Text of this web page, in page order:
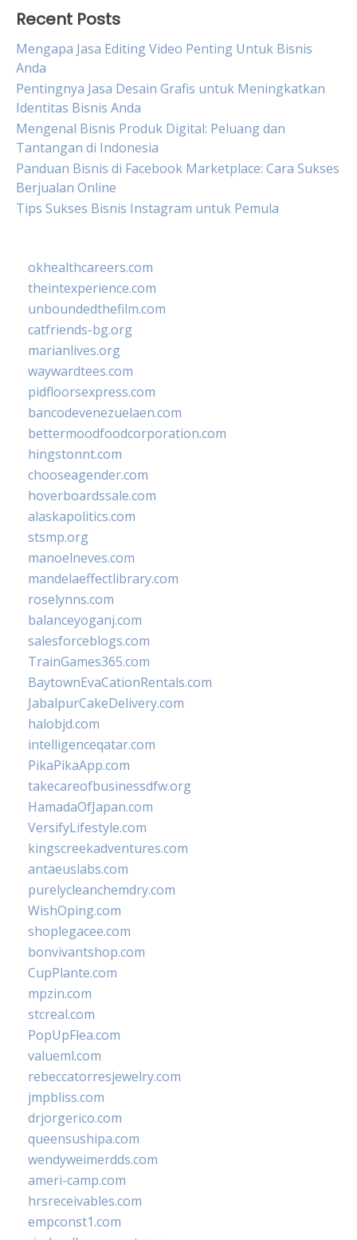
Recent Posts
Mengapa Jasa Editing Video Penting Untuk Bisnis
Anda
Pentingnya Jasa Desain Grafis untuk Meningkatkan
Identitas Bisnis Anda
Mengenal Bisnis Produk Digital: Peluang dan
Tantangan di Indonesia
Panduan Bisnis di Facebook Marketplace: Cara Sukses
Berjualan Online
Tips Sukses Bisnis Instagram untuk Pemula
okhealthcareers.com
theintexperience.com
unboundedthefilm.com
catfriends-bg.org
marianlives.org
waywardtees.com
pidfloorsexpress.com
bancodevenezuelaen.com
bettermoodfoodcorporation.com
hingstonnt.com
chooseagender.com
hoverboardssale.com
alaskapolitics.com
stsmp.org
manoelneves.com
mandelaeffectlibrary.com
roselynns.com
balanceyoganj.com
salesforceblogs.com
TrainGames365.com
BaytownEvaCationRentals.com
JabalpurCakeDelivery.com
halobjd.com
intelligenceqatar.com
PikaPikaApp.com
takecareofbusinessdfw.org
HamadaOfJapan.com
VersifyLifestyle.com
kingscreekadventures.com
antaeuslabs.com
purelycleanchemdry.com
WishOping.com
shoplegacee.com
bonvivantshop.com
CupPlante.com
mpzin.com
stcreal.com
PopUpFlea.com
valueml.com
rebeccatorresjewelry.com
jmpbliss.com
drjorgerico.com
queensushipa.com
wendyweimerdds.com
ameri-camp.com
hrsreceivables.com
empconst1.com